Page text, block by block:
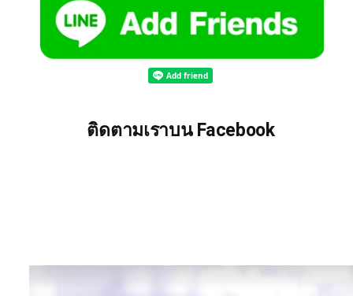
ติดตามเราบน Facebook